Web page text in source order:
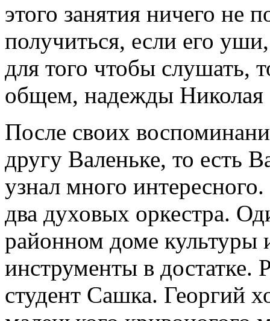
этого занятия ничего не
получиться, если его
для того чтобы слушать,
общем, надежды Николая
После своих
другу Валеньке, то есть
узнал много
два духовых оркестра.
районном доме
инструменты в достатке.
студент Сашка. Георгий